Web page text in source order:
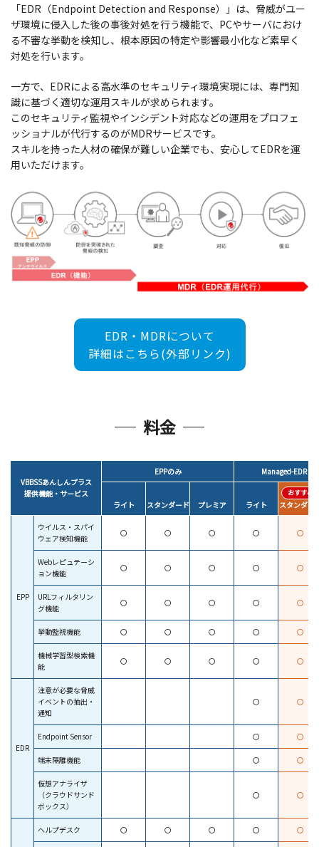
「EDR（Endpoint Detection and Response）」は、脅威がユー
ザ環境に侵入した後の事後対処を行う機能で、PCやサーバにおけ
る不審な挙動を検知し、根本原因の特定や影響最小化など素早く
対処を行います。
一方で、EDRによる高水準のセキュリティ環境実現には、専門知
識に基づく適切な運用スキルが求められます。
このセキュリティ監視やインシデント対応などの運用をプロフェ
ッショナルが代行するのがMDRサービスです。
スキルを持った人材の確保が難しい企業でも、安心してEDRを運
用いただけます。
EDR・MDRについて
詳細はこちら(外部リンク)
料金
VBBSSあんしんプラス
提供機能・サービス
EPPのみ Managed-EDR
ライト スタンダード プレミア ライト
おすすめ
スタンダー
EPP
ウイルス・スパイ
ウェア検知機能
〇 〇 〇 〇 〇
Webレピュテーシ
ョン機能
〇 〇 〇 〇 〇
URLフィルタリン
グ機能
〇 〇 〇 〇 〇
挙動監視機能 〇 〇 〇 〇 〇
機械学習型検索機
能
〇 〇 〇 〇 〇
EDR
注意が必要な脅威
イベントの抽出・
通知
〇 〇
Endpoint Sensor 〇 〇
端末隔離機能 〇 〇
仮想アナライザ
（クラウドサンド
ボックス）
〇 〇
ヘルプデスク 〇 〇 〇 〇 〇